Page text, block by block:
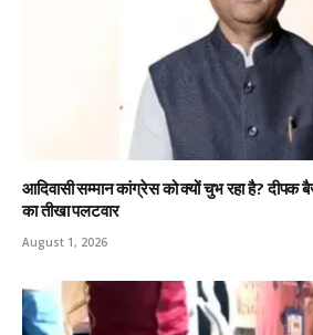
आदिवासी सम्मान कांग्रेस को क्यों चुभ रहा है?
का तीखा पलटवार
August 1, 2026